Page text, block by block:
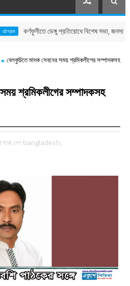
কর্ণফুলীতে ডেঙ্গু প্রতিরোধে বিশেষ সভা, জনসচেতনতা
বেলকুচিতে মাদক সেবনের সময় শ্রমিকলীগের সম্পাদকসহ
শ্রমিকলীগের সম্পাদকসহ
সারা দেশ bangladesh,